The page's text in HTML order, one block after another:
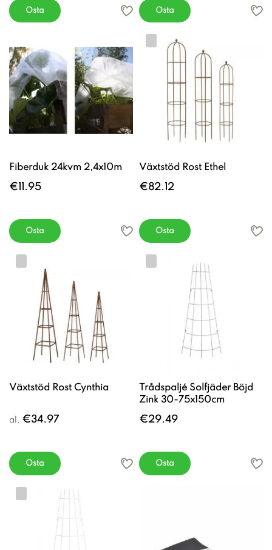
Osta Osta
Fiberduk 24kvm 2,4x10m
€11.95
Osta
Växtstöd Rost Ethel
€82.12
Osta
Växtstöd Rost Cynthia
al. €34.97
Osta
Trådspaljé Solfjäder Böjd
Zink 30-75x150cm
€29.49
Osta